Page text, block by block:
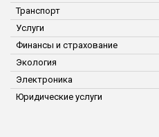
Транспорт
Услуги
Финансы и страхование
Экология
Электроника
Юридические услуги